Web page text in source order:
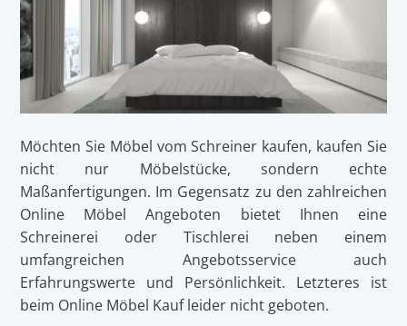
Möchten Sie Möbel vom Schreiner kaufen, kaufen Sie
nicht nur Möbelstücke, sondern echte
Maßanfertigungen. Im Gegensatz zu den zahlreichen
Online Möbel Angeboten bietet Ihnen eine
Schreinerei oder Tischlerei neben einem
umfangreichen Angebotsservice auch
Erfahrungswerte und Persönlichkeit. Letzteres ist
beim Online Möbel Kauf leider nicht geboten.